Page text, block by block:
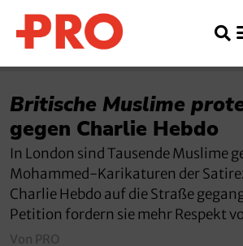
Britische Muslime
gegen Charlie Hebdo
In London sind Tausende Muslime
Mohammed-Karikaturen der
Charlie Hebdo auf die Straße
Petition fordern sie mehr Respekt
Von PRO